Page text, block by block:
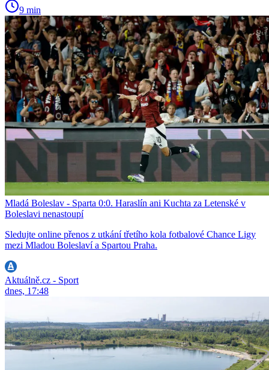
9 min
Mladá Boleslav - Sparta 0:0. Haraslín ani Kuchta za Letenské v
Boleslavi nenastoupí
Sledujte online přenos z utkání třetího kola fotbalové Chance Ligy
mezi Mladou Boleslaví a Spartou Praha.
Aktuálně.cz - Sport
dnes, 17:48